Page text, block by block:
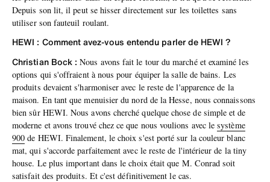
Depuis son lit, il peut se hisser directement sur les toilettes sans
utiliser son fauteuil roulant.
HEWI : Comment avez-vous entendu parler de HEWI ?
Christian Bock :Nous avons fait le tour du marché et examiné les
options qui s'offraient à nous pour équiper la salle de bains. Les
produits devaient s'harmoniser avec le reste de l'apparence de la
maison. En tant que menuisier du nord de la Hesse, nous connaissons
bien sûr HEWI. Nous avons cherché quelque chose de simple et de
moderne et avons trouvé chez ce que nous voulions avec lesystème
900 de HEWI. Finalement, le choix s'est porté sur la couleur blanc
mat, qui s'accorde parfaitement avec le reste de l'intérieur de la tiny
house. Le plus important dans le choix était que M. Conrad soit
satisfait des produits. Et c'est définitivement le cas.